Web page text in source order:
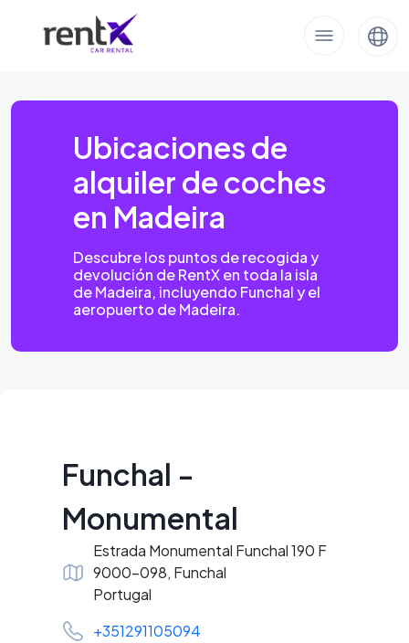
Ubicaciones de
alquiler de coches
en Madeira
Descubre los puntos de recogida y
devolución de RentX en toda la isla
de Madeira, incluyendo Funchal y el
aeropuerto de Madeira.
Funchal -
Monumental
Estrada Monumental Funchal 190 F
9000-098, Funchal
Portugal
+351291105094